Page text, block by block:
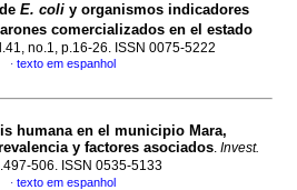
E. coli y organismos indicadores
comercializados en el estado
no.1, p.16-26. ISSN 0075-5222
· texto em espanhol
humana en el municipio Mara,
y factores asociados. Invest.
506. ISSN 0535-5133
· texto em espanhol